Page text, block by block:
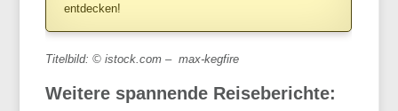
entdecken!
Titelbild: © istock.com – max-kegfire
Weitere spannende Reiseberichte: